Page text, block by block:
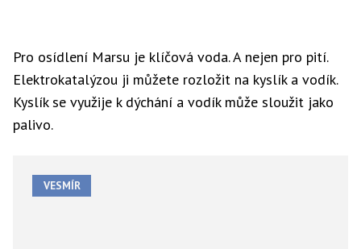
Pro osídlení Marsu je klíčová voda. A nejen pro pití.
Elektrokatalýzou ji můžete rozložit na kyslík a vodík.
Kyslík se využije k dýchání a vodík může sloužit jako
palivo.
VESMÍR